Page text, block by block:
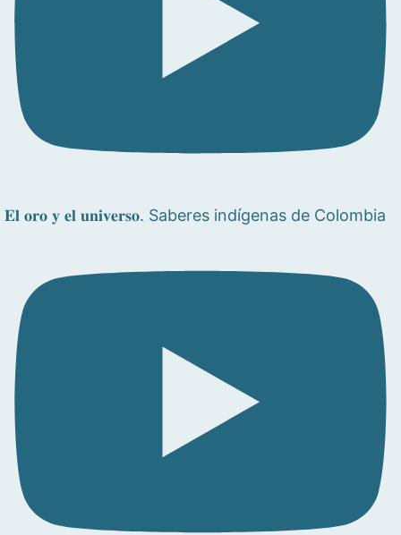
𝐄𝐥 𝐨𝐫𝐨 𝐲 𝐞𝐥 𝐮𝐧𝐢𝐯𝐞𝐫𝐬𝐨. Saberes indígenas de Colombia